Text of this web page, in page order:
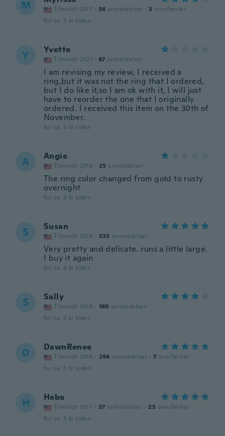
M Tilmeldt 2017 · 36 anmeldelser · 3 overførsler
for ca. 3 år siden
Y Yvette
Tilmeldt 2021 · 67 anmeldelser
I am revising my review, I received a
ring,but it was not the ring that I ordered,
but I do like it,so I am ok with it, I will just
have to reorder the one that I originally
ordered. I received this item on the 30th of
November.
for ca. 3 år siden
A Angie
Tilmeldt 2015 · 25 anmeldelser
The ring color changed from gold to rusty
overnight
for ca. 3 år siden
S Susan
Tilmeldt 2018 · 533 anmeldelser
Very pretty and delicate. runs a little large.
I buy it again
for ca. 3 år siden
S Sally
Tilmeldt 2018 · 189 anmeldelser
for ca. 3 år siden
D DawnRenee
Tilmeldt 2018 · 294 anmeldelser · 7 overførsler
for ca. 3 år siden
H Heba
Tilmeldt 2017 · 37 anmeldelser · 25 overførsler
for ca. 3 år siden